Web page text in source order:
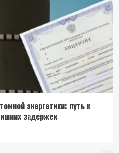
энергетики: путь к
задержек